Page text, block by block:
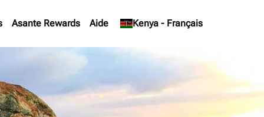
Asante Rewards Aide Kenya - Français
keyboard_arrow_down